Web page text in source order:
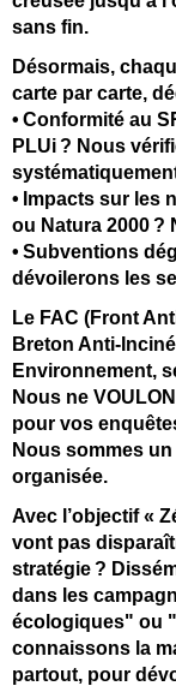
sans fin.
Désormais,
carte par carte,
• Conformité au
PLUi? Nous v
• Impacts sur les
ou Natura 2000?
• Subventions d
dévoilerons les
Le FAC (Front
Breton Anti-
Environnement,
Nous ne
pour vos
Nous sommes
organisée.
Avec l’objectif «
vont pas
stratégie? Diss
dans les
écologiques" ou
connaissons la
partout, pour d